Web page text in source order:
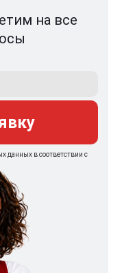
на все
данных в соответствии с